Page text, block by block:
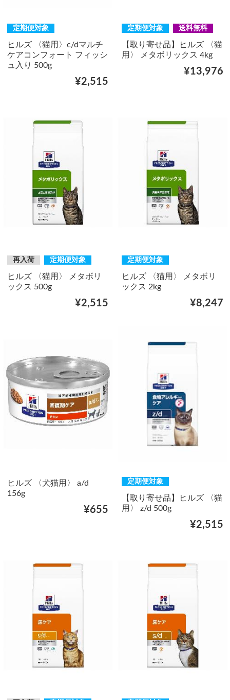
定期便対象
ヒルズ 〈猫用〉c/dマルチ
ケアコンフォート フィッシ
ュ入り 500g
¥2,515
定期便対象 送料無料
【取り寄せ品】ヒルズ 〈猫
用〉 メタボリックス 4kg
¥13,976
再入荷 定期便対象
ヒルズ 〈猫用〉 メタボリ
ックス 500g
¥2,515
定期便対象
ヒルズ 〈猫用〉 メタボリ
ックス 2kg
¥8,247
ヒルズ 〈犬猫用〉 a/d
156g
¥655
定期便対象
【取り寄せ品】ヒルズ 〈猫
用〉 z/d 500g
¥2,515